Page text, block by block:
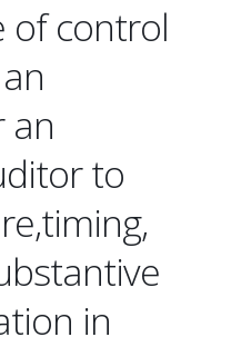
of control
an
to
in